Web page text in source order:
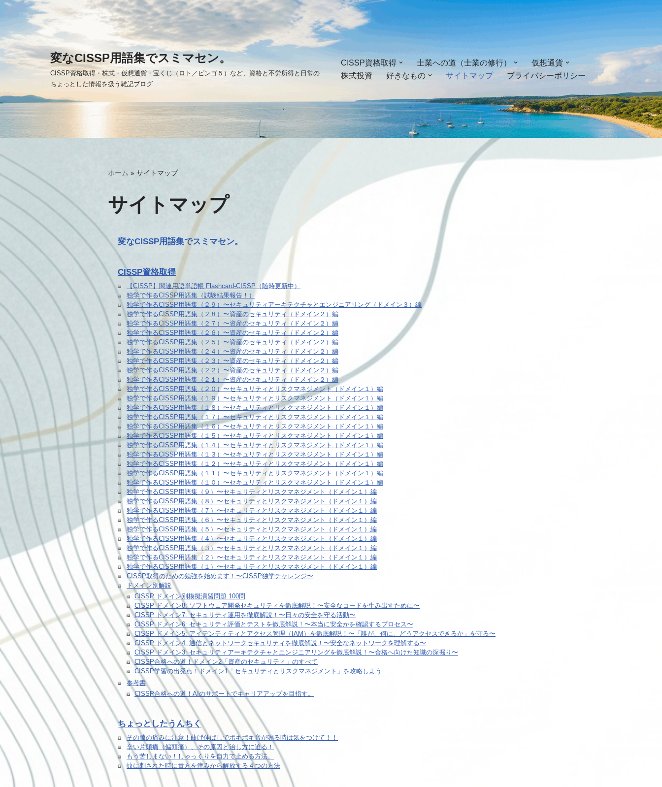
ン
テ
へ
ス
キ
ッ
変なCISSP用語集でスミマセン。
CISSP資格取得・株式・仮想通貨・宝くじ（ロト／ビンゴ５）など、資格と不労所得と日常の
ちょっとした情報を扱う雑記ブログ
CISSP資格取得 士業への道（士業の修行）
仮想通貨
株式投資
好きなもの サイトマップ プライバシーポリシー
ホーム » サイトマップ
サイトマップ
変なCISSP用語集でスミマセン。
CISSP資格取得
【CISSP】関連用語単語帳 Flashcard-CISSP（随時更新中）
独学で作るCISSP用語集（試験結果報告！）
独学で作るCISSP用語集（２９）〜セキュリティアーキテクチャとエンジニアリング（ドメイン３）編
独学で作るCISSP用語集（２８）〜資産のセキュリティ（ドメイン２）編
独学で作るCISSP用語集（２７）〜資産のセキュリティ（ドメイン２）編
独学で作るCISSP用語集（２６）〜資産のセキュリティ（ドメイン２）編
独学で作るCISSP用語集（２５）〜資産のセキュリティ（ドメイン２）編
独学で作るCISSP用語集（２４）〜資産のセキュリティ（ドメイン２）編
独学で作るCISSP用語集（２３）〜資産のセキュリティ（ドメイン２）編
独学で作るCISSP用語集（２２）〜資産のセキュリティ（ドメイン２）編
独学で作るCISSP用語集（２１）〜資産のセキュリティ（ドメイン２）編
独学で作るCISSP用語集（２０）〜セキュリティとリスクマネジメント（ドメイン１）編
独学で作るCISSP用語集（１９）〜セキュリティとリスクマネジメント（ドメイン１）編
独学で作るCISSP用語集（１８）〜セキュリティとリスクマネジメント（ドメイン１）編
独学で作るCISSP用語集（１７）〜セキュリティとリスクマネジメント（ドメイン１）編
独学で作るCISSP用語集（１６）〜セキュリティとリスクマネジメント（ドメイン１）編
独学で作るCISSP用語集（１５）〜セキュリティとリスクマネジメント（ドメイン１）編
独学で作るCISSP用語集（１４）〜セキュリティとリスクマネジメント（ドメイン１）編
独学で作るCISSP用語集（１３）〜セキュリティとリスクマネジメント（ドメイン１）編
独学で作るCISSP用語集（１２）〜セキュリティとリスクマネジメント（ドメイン１）編
独学で作るCISSP用語集（１１）〜セキュリティとリスクマネジメント（ドメイン１）編
独学で作るCISSP用語集（１０）〜セキュリティとリスクマネジメント（ドメイン１）編
独学で作るCISSP用語集（９）〜セキュリティとリスクマネジメント（ドメイン１）編
独学で作るCISSP用語集（８）〜セキュリティとリスクマネジメント（ドメイン１）編
独学で作るCISSP用語集（７）〜セキュリティとリスクマネジメント（ドメイン１）編
独学で作るCISSP用語集（６）〜セキュリティとリスクマネジメント（ドメイン１）編
独学で作るCISSP用語集（５）〜セキュリティとリスクマネジメント（ドメイン１）編
独学で作るCISSP用語集（４）〜セキュリティとリスクマネジメント（ドメイン１）編
独学で作るCISSP用語集（３）〜セキュリティとリスクマネジメント（ドメイン１）編
独学で作るCISSP用語集（２）〜セキュリティとリスクマネジメント（ドメイン１）編
独学で作るCISSP用語集（１）〜セキュリティとリスクマネジメント（ドメイン１）編
CISSP取得のための勉強を始めます！〜CISSP独学チャレンジ〜
ドメイン別解説
CISSP ドメイン別模擬演習問題 100問
CISSP ドメイン8: ソフトウェア開発セキュリティを徹底解説！〜安全なコードを生み出すために〜
CISSP ドメイン7: セキュリティ運用を徹底解説！〜日々の安全を守る活動〜
CISSP ドメイン6: セキュリティ評価とテストを徹底解説！〜本当に安全かを確認するプロセス〜
CISSP ドメイン5: アイデンティティとアクセス管理（IAM）を徹底解説！〜「誰が、何に、どうアクセスできるか」を守る〜
CISSP ドメイン4: 通信とネットワークセキュリティを徹底解説！〜安全なネットワークを理解する〜
CISSP ドメイン3: セキュリティアーキテクチャとエンジニアリングを徹底解説！〜合格へ向けた知識の深掘り〜
CISSP合格への道！ドメイン2「資産のセキュリティ」のすべて
CISSP学習の出発点！ドメイン1「セキュリティとリスクマネジメント」を攻略しよう
参考書
CISSP合格への道！AIのサポートでキャリアアップを目指す。
ちょっとしたうんちく
その膝の痛みに注意！曲げ伸ばしでポキポキ音が鳴る時は気をつけて！！
辛い片頭痛（偏頭痛）、その原因と治し方に迫る！
もう苦しまない！しゃっくりを自力で止める方法。
蚊に刺された時に貴方を痒みから解放する４つの方法